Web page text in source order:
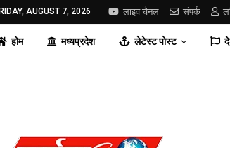
AUGUST 7, 2026 लाइव चैनल संपर्क
होम मध्यप्रदेश लेटेस्ट पोस्ट